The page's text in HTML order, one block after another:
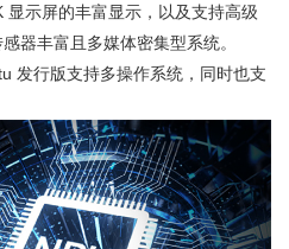
示屏的丰富显示，以及支持高级
器丰富且多媒体密集型系统。
发行版支持多操作系统，同时也支